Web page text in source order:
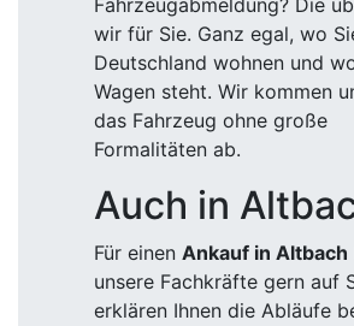
Fahrzeugabmeldung? Die
wir für Sie. Ganz egal, wo
Deutschland wohnen und
Wagen steht. Wir kommen
das Fahrzeug ohne große
Formalitäten ab.
Auch in
Für einen Ankauf in Altbach
unsere Fachkräfte gern auf
erklären Ihnen die Abläufe